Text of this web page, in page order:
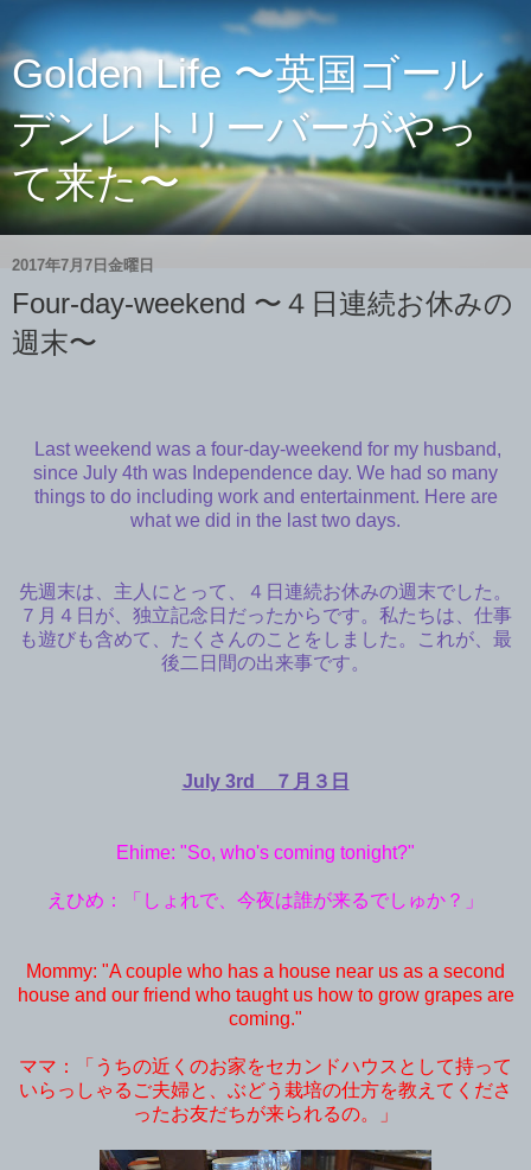
Golden Life 〜英国ゴール
デンレトリーバーがやっ
て来た〜
2017年7月7日金曜日
Four-day-weekend 〜４日連続お休みの
週末〜
Last weekend was a four-day-weekend for my husband,
since July 4th was Independence day. We had so many
things to do including work and entertainment. Here are
what we did in the last two days.
先週末は、主人にとって、４日連続お休みの週末でした。
７月４日が、独立記念日だったからです。私たちは、仕事
も遊びも含めて、たくさんのことをしました。これが、最
後二日間の出来事です。
July 3rd ７月３日
Ehime: "So, who's coming tonight?"
えひめ：「しょれで、今夜は誰が来るでしゅか？」
Mommy: "A couple who has a house near us as a second
house and our friend who taught us how to grow grapes are
coming."
ママ：「うちの近くのお家をセカンドハウスとして持って
いらっしゃるご夫婦と、ぶどう栽培の仕方を教えてくださ
ったお友だちが来られるの。」